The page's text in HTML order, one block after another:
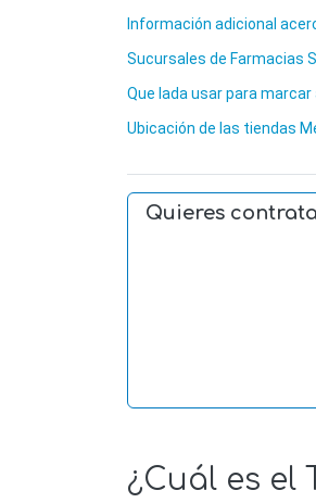
Información adicional
Sucursales de Farmacias
Que lada usar para marcar
Ubicación de las tiendas
Quieres
¿Cuál es el